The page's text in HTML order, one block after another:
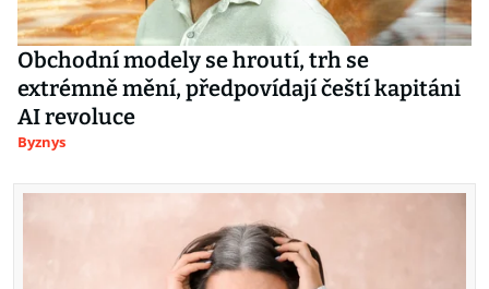
Obchodní modely se hroutí, trh se
extrémně mění, předpovídají čeští kapitáni
AI revoluce
Byznys